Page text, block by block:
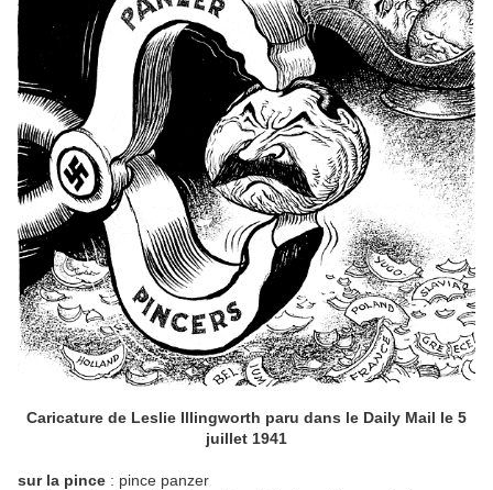
Caricature de Leslie Illingworth paru dans le Daily Mail le 5
juillet 1941
sur la pince : pince panzer